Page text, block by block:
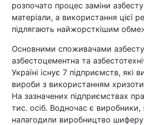
розпочато процес заміни азбесту
матеріали, а використання цієї
підлягають найжорсткішим
Основними споживачами азбесту
азбестоцементна та
Україні існує 7 підприємств, які
вироби з використанням
На зазначених підприємствах
тис. осіб. Водночас є виробники,
налагодили виробництво